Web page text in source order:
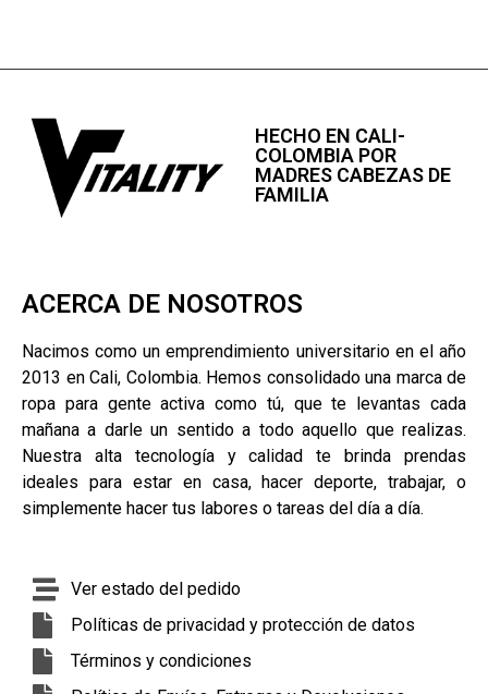
HECHO EN CALI-
COLOMBIA POR
MADRES CABEZAS DE
FAMILIA
ACERCA DE NOSOTROS
Nacimos como un emprendimiento universitario en el año
2013 en Cali, Colombia. Hemos consolidado una marca de
ropa para gente activa como tú, que te levantas cada
mañana a darle un sentido a todo aquello que realizas.
Nuestra alta tecnología y calidad te brinda prendas
ideales para estar en casa, hacer deporte, trabajar, o
simplemente hacer tus labores o tareas del día a día.
Ver estado del pedido
Políticas de privacidad y protección de datos
Términos y condiciones